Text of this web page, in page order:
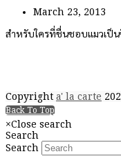
March 23, 2013
สำหรับใครที่ชื่นชอบแมวเป็น
Copyright a' la carte
Back To Top
×Close search
Search
Search